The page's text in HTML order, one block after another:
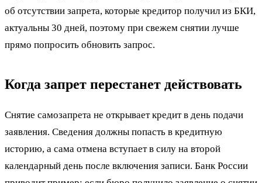
об отсутствии запрета, которые кредитор получил из БКИ,
актуальны 30 дней, поэтому при свежем снятии лучше
прямо попросить обновить запрос.
Когда запрет перестанет действовать
Снятие самозапрета не открывает кредит в день подачи
заявления. Сведения должны попасть в кредитную
историю, а сама отмена вступает в силу на второй
календарный день после включения записи. Банк России